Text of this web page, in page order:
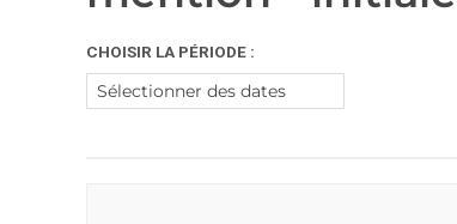
CHOISIR LA PÉRIODE :